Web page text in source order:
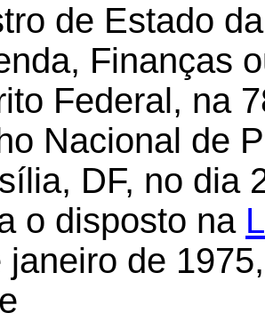
de Estado
Finanças
Federal, na
Nacional de
DF, no dia
o disposto na
janeiro de